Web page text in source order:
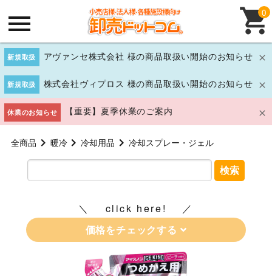
新規取扱 アヴァンセ株式会社 様の商品取扱い開始のお知らせ
新規取扱 株式会社ヴィプロス 様の商品取扱い開始のお知らせ
休業のお知らせ 【重要】夏季休業のご案内
0
全商品 暖冷 冷却用品 冷却スプレー・ジェル
検索
click here!
価格をチェックする